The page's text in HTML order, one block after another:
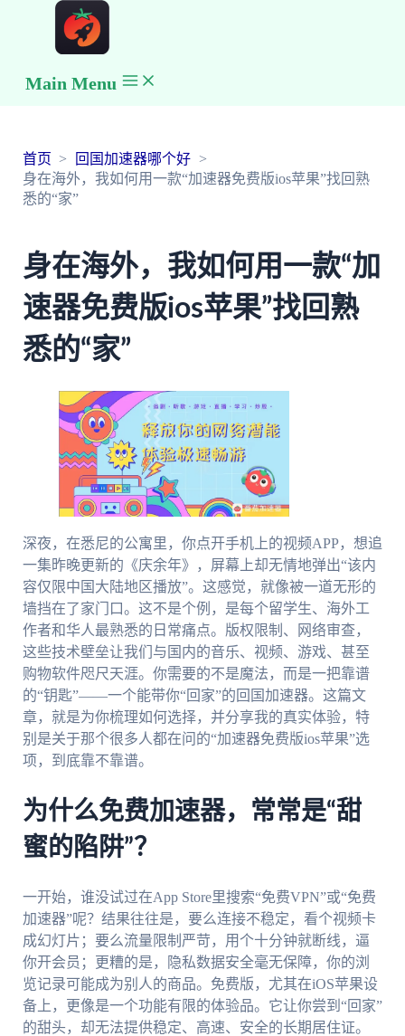
Main Menu
首页
回国加速器哪个好
身在海外，我如何用一款“加速器免费版ios苹果”找回熟
悉的“家”
身在海外，我如何用一款“加
速器免费版ios苹果”找回熟
悉的“家”
深夜，在悉尼的公寓里，你点开手机上的视频APP，想追
一集昨晚更新的《庆余年》，屏幕上却无情地弹出“该内
容仅限中国大陆地区播放”。这感觉，就像被一道无形的
墙挡在了家门口。这不是个例，是每个留学生、海外工
作者和华人最熟悉的日常痛点。版权限制、网络审查，
这些技术壁垒让我们与国内的音乐、视频、游戏、甚至
购物软件咫尺天涯。你需要的不是魔法，而是一把靠谱
的“钥匙”——一个能带你“回家”的回国加速器。这篇文
章，就是为你梳理如何选择，并分享我的真实体验，特
别是关于那个很多人都在问的“加速器免费版ios苹果”选
项，到底靠不靠谱。
为什么免费加速器，常常是“甜
蜜的陷阱”？
一开始，谁没试过在App Store里搜索“免费VPN”或“免费
加速器”呢？结果往往是，要么连接不稳定，看个视频卡
成幻灯片；要么流量限制严苛，用个十分钟就断线，逼
你开会员；更糟的是，隐私数据安全毫无保障，你的浏
览记录可能成为别人的商品。免费版，尤其在iOS苹果设
备上，更像是一个功能有限的体验品。它让你尝到“回家”
的甜头，却无法提供稳定、高速、安全的长期居住证。